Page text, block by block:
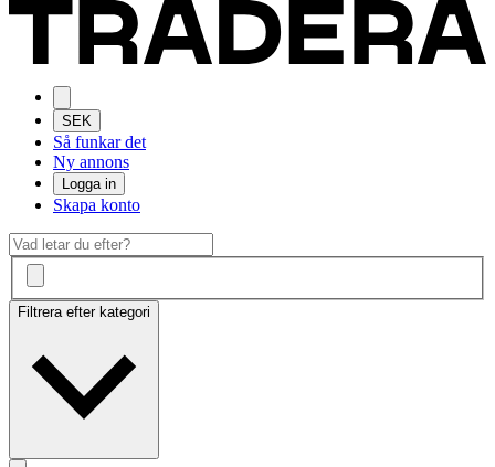
SEK
Så funkar det
Ny annons
Logga in
Skapa konto
Filtrera efter kategori